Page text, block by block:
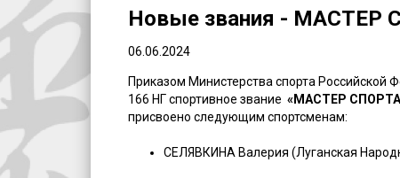
Новые звания - МАСТЕР
06.06.2024
Приказом Министерства спорта Российской
166 НГ спортивное звание«МАСТЕР
присвоено следующим спортсменам:
СЕЛЯВКИНА Валерия (Луганская